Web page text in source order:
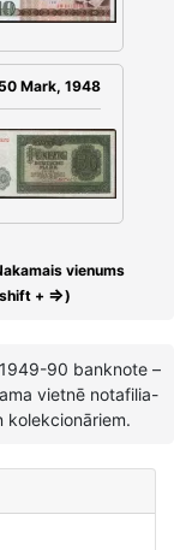
Mark, 1948
vienums
+ ⇒)
90 banknote –
vietnē notafilia-
kolekcionāriem.